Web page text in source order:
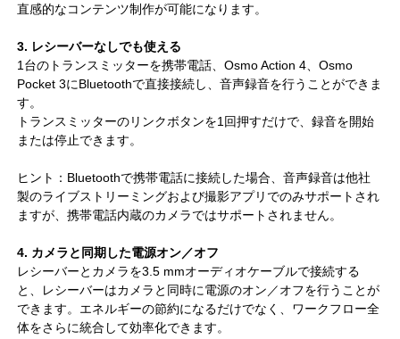
直感的なコンテンツ制作が可能になります。
3. レシーバーなしでも使える
1台のトランスミッターを携帯電話、Osmo Action 4、Osmo
Pocket 3にBluetoothで直接接続し、音声録音を行うことができま
す。
トランスミッターのリンクボタンを1回押すだけで、録音を開始
または停止できます。
ヒント：Bluetoothで携帯電話に接続した場合、音声録音は他社
製のライブストリーミングおよび撮影アプリでのみサポートされ
ますが、携帯電話内蔵のカメラではサポートされません。
4. カメラと同期した電源オン／オフ
レシーバーとカメラを3.5 mmオーディオケーブルで接続する
と、レシーバーはカメラと同時に電源のオン／オフを行うことが
できます。エネルギーの節約になるだけでなく、ワークフロー全
体をさらに統合して効率化できます。